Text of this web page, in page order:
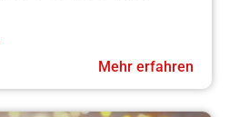
Mehr erfahren